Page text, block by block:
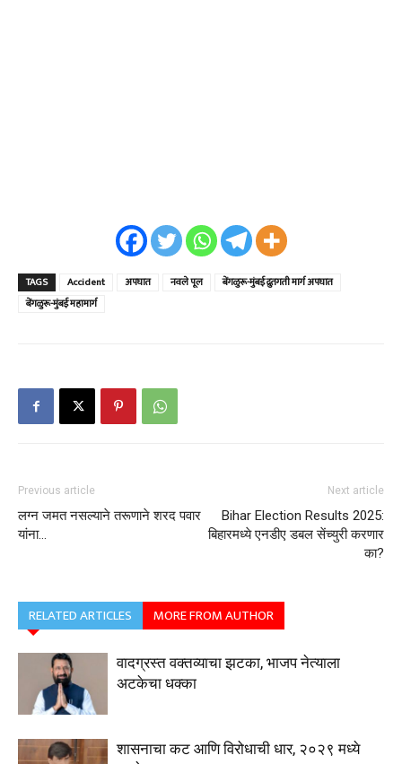
TAGS Accident अपघात नवले पूल
बेंगळुरू-मुंबई द्रुतगती मार्ग अपघात
बेंगळुरू-मुंबई महामार्ग
Previous article
लग्न जमत नसल्याने तरूणाने शरद पवार
यांना…
Next article
Bihar Election Results 2025:
बिहारमध्ये एनडीए डबल सेंच्युरी करणार
का?
RELATED ARTICLES MORE FROM AUTHOR
वादग्रस्त वक्तव्याचा झटका, भाजप नेत्याला
अटकेचा धक्का
शासनाचा कट आणि विरोधाची धार, २०२९ मध्ये